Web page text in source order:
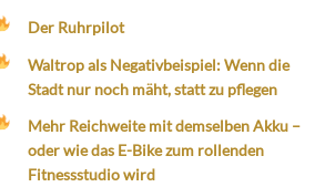
Der Ruhrpilot
Waltrop als Negativbeispiel: Wenn die
Stadt nur noch mäht, statt zu pflegen
Mehr Reichweite mit demselben Akku –
oder wie das E-Bike zum rollenden
Fitnessstudio wird